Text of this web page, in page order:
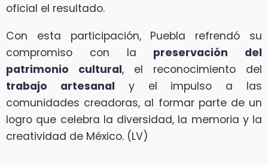
oficial el resultado.
Con esta participación, Puebla refrendó su
compromiso con la preservación del
patrimonio cultural, el reconocimiento del
trabajo artesanal y el impulso a las
comunidades creadoras, al formar parte de un
logro que celebra la diversidad, la memoria y la
creatividad de México. (LV)